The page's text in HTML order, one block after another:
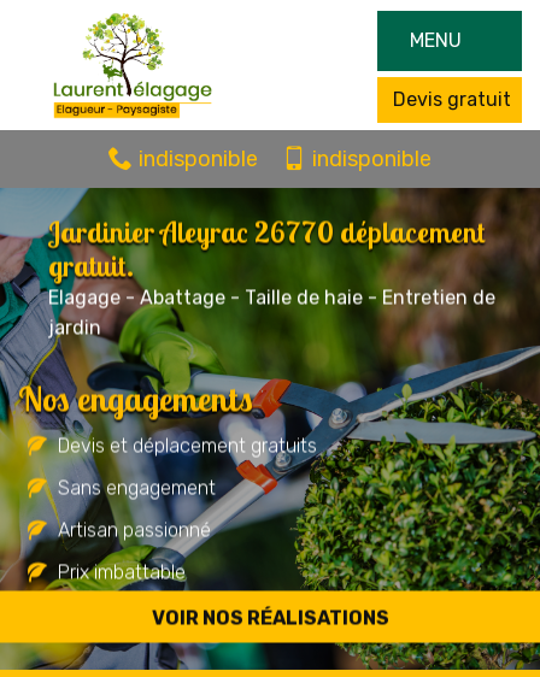
MENU
Devis gratuit
indisponible indisponible
Jardinier Aleyrac 26770 déplacement
gratuit.
Elagage - Abattage - Taille de haie - Entretien de
jardin
VOIR NOS RÉALISATIONS
Nos engagements
Devis et déplacement gratuits
Sans engagement
Artisan passionné
Prix imbattable
Travail de qualité